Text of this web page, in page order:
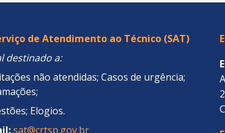
de Atendimento ao Técnico (SAT)
destinado a:
não atendidas; Casos de urgência;
Elogios.
sat@crtsp.gov.br